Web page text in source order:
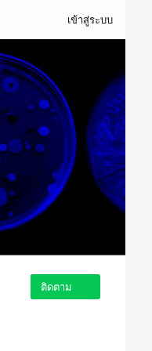
เข้าสู่ระบบ
ติดตาม